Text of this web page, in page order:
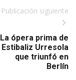
Publicación siguiente
La ópera prima de
Estibaliz Urresola
que triunfó en
Berlín